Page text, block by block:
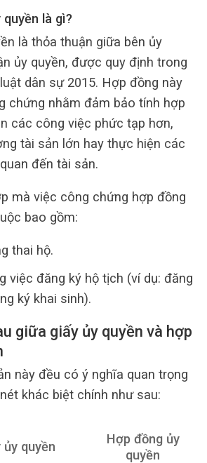
quyền là gì?
là thỏa thuận giữa bên ủy
ủy quyền, được quy định trong
dân sự 2015. Hợp đồng này
chứng nhằm đảm bảo tính hợp
các công việc phức tạp hơn,
tài sản lớn hay thực hiện các
đến tài sản.
mà việc công chứng hợp đồng
bao gồm:
thai hộ.
việc đăng ký hộ tịch (ví dụ: đăng
ký khai sinh).
giữa giấy ủy quyền và hợp
này đều có ý nghĩa quan trọng
khác biệt chính như sau:
ủy quyền
Hợp đồng ủy
quyền